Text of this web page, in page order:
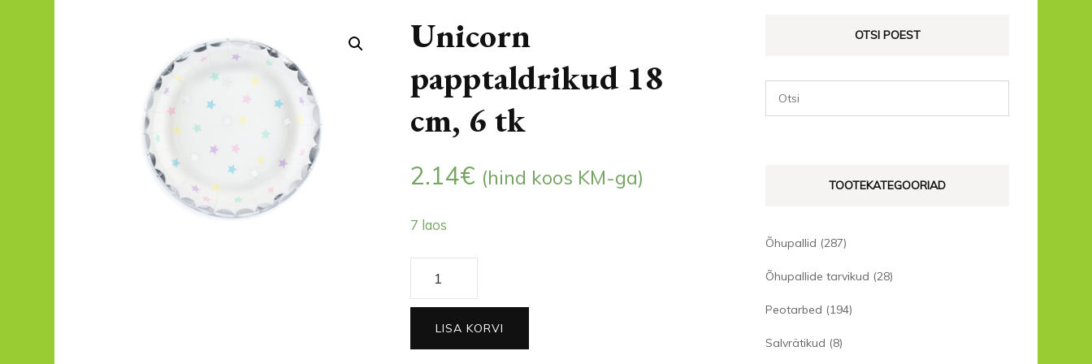
Unicorn
papptaldrikud 18
cm, 6 tk
2.14€ (hind koos KM-ga)
7 laos
Unicorn
papptaldrikud
cm,
LISA KORVI
OTSI POEST
TOOTEKATEGOORIAD
Õhupallid (287)
Õhupallide tarvikud (28)
Peotarbed (194)
Salvrätikud (8)